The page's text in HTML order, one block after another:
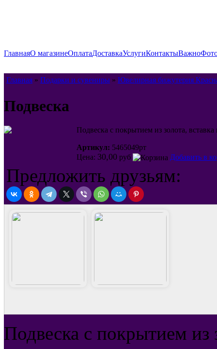
ГлавнаяО магазинеОплатаДоставкаУслугиКонтактыВажно
Главная » Подарки и сувениры » Ювелирная бижутерия
Подвеска
Подвеска с покрытием из золота,
Артикул: 5465049рт
Цена: 30,00 руб Добавить в
Предложить друзьям:
Подвеска с покрытием из